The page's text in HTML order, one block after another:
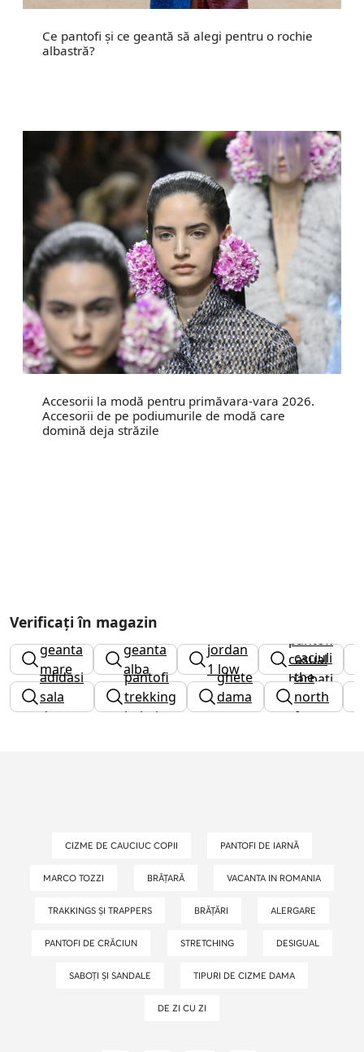
Ce pantofi și ce geantă să alegi pentru o rochie
albastră?
Accesorii la modă pentru primăvara-vara 2026.
Accesorii de pe podiumurile de modă care
domină deja străzile
Verificați în magazin
geanta
mare
geanta
alba
jordan
1 low
pantofi
casual
barbati
adidasi
sala
dama
pantofi
trekking
baieti
ghete
dama
guess
caciuli
the
north
face
CIZME DE CAUCIUC COPII PANTOFI DE IARNĂ
MARCO TOZZI BRĂȚARĂ VACANTA IN ROMANIA
TRAKKINGS ȘI TRAPPERS BRĂȚĂRI ALERGARE
PANTOFI DE CRĂCIUN STRETCHING DESIGUAL
SABOȚI ȘI SANDALE TIPURI DE CIZME DAMA
DE ZI CU ZI